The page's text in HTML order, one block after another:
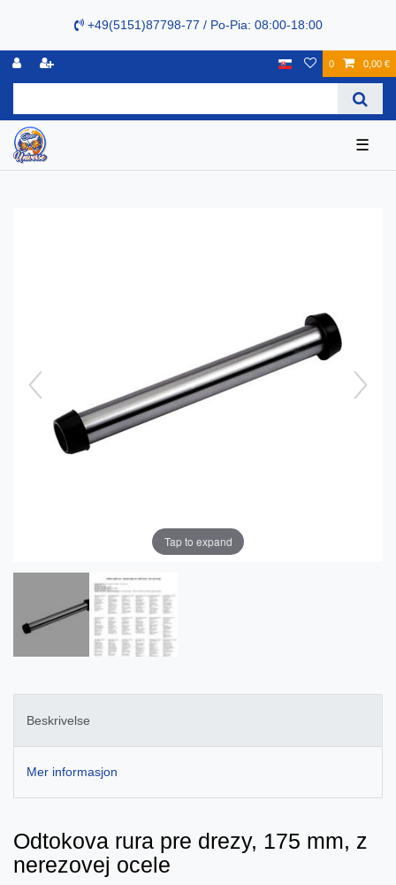
+49(5151)87798-77 / Po-Pia: 08:00-18:00
0 0,00 €
☰
Tap to expand
Beskrivelse
Mer informasjon
Odtokova rura pre drezy, 175 mm, z
nerezovej ocele